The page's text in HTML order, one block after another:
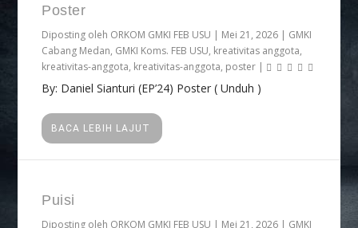
Poster
Diposting oleh ORKOM GMKI FEB USU | Mei 21, 2026 | GMKI
Cabang Medan, GMKI Koms. FEB USU, kreativitas anggota,
kreativitas-anggota, kreativitas-anggota, poster |
By: Daniel Sianturi (EP’24) Poster ( Unduh )
BACA LEBIH LAJUT
Puisi
Diposting oleh ORKOM GMKI FEB USU | Mei 21, 2026 | GMKI